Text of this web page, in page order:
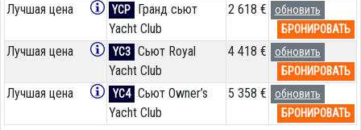
Лучшая цена YCP
Гранд сьют
Yacht Club
2 618 €
обновить
БРОНИРОВАТЬ
Лучшая цена YC3 Сьют Royal
Yacht Club
4 418 €
обновить
БРОНИРОВАТЬ
Лучшая цена YC4 Сьют Owner’s
Yacht Club
5 358 €
обновить
БРОНИРОВАТЬ